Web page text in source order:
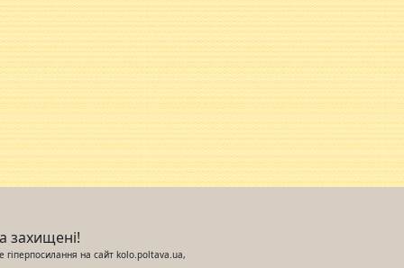
захищені!
гіперпосилання на сайт kolo.poltava.ua,